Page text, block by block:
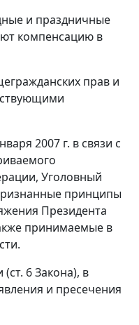
и праздничные
компенсацию в
прав и
2007 г. в связи с
Уголовный
принципы
Президента
принимаемые в
(ст. 6Закона), в
и пресечения